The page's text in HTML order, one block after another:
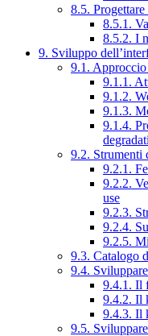
8.5.
8.5.1.
8.5.2. I
9. Sviluppo
9.1.
9.1.1.
9.1.2.
9.1.3.
9.1.4.
9.2. Strumenti
9.2.1.
9.2.2.
use
9.2.3.
9.2.4.
9.2.5.
9.3. Catalogo
9.4.
9.4.1. Il
9.4.2. Il
9.4.3. Il
9.5.